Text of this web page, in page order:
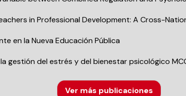
in Professional Development: A Cross-
en la Nueva Educación Pública
gestión del estrés y del bienestar psicológico
Ver más publicaciones